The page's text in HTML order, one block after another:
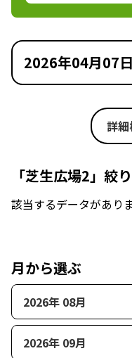
2026年04月07
詳
「芝生広場2」絞
該当するデータがあり
月から選ぶ
2026年 08月
2026年 09月